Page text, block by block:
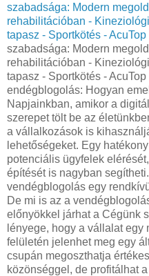
szabadsága: Modern
rehabilitációban -
tapasz - Sportkötés -
szabadsága: Modern
rehabilitációban -
tapasz - Sportkötés -
endégblogolás: Hogyan
Napjainkban, amikor a
szerepet tölt be az
a vállalkozások is
lehetőségeket. Egy
potenciális ügyfelek
építését is nagyban
vendégblogolás egy
De mi is az a
előnyökkel járhat a Cégünk
lényege, hogy a vállalat egy
felületén jelenhet meg egy
csupán megoszthatja
közönséggel, de profitálhat